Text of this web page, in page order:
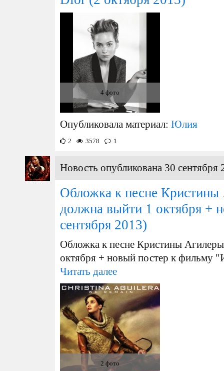
4 фото
Опубликовала материал: Юлия
2 3578 1
Новость опубликована 30 сентября
Обложка к песне Кристины
должна выйти 1 октября +
сентября 2013)
Обложка к песне Кристины
октября + новый постер к фильму
Читать далее
2 фото